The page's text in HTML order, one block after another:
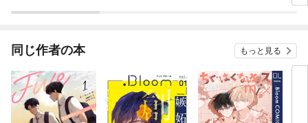
同じ作者の本 もっと見る